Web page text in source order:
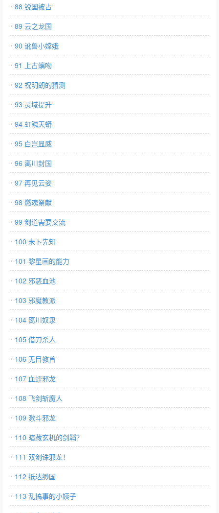
88 锐国被占
89 云之龙国
90 讹兽小嫦娥
91 上古螭吻
92 祝明朗的猜测
93 灵域提升
94 虹鳞天蟒
95 白岂显威
96 离川封国
97 再见云姿
98 燃魂祭献
99 剑道需要交流
100 未卜先知
101 黎星画的能力
102 邪恶血池
103 邪魔教派
104 离川奴隶
105 借刀杀人
106 无目教首
107 血蛭邪龙
108 飞剑斩魔人
109 激斗邪龙
110 暗藏玄机的剑鞘？
111 双剑诛邪龙！
112 抵达缈国
113 乱搞事的小姨子